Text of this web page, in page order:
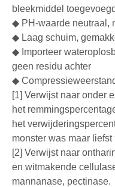
bleekmiddel toegevoegd
◆ PH-waarde neutraal,
◆ Laag schuim,
◆ Importeer
geen residu achter
◆
[1] Verwijst naar onder
het
het
monster was maar liefst
[2] Verwijst naar
en witmakende
mannanase, pectinase.